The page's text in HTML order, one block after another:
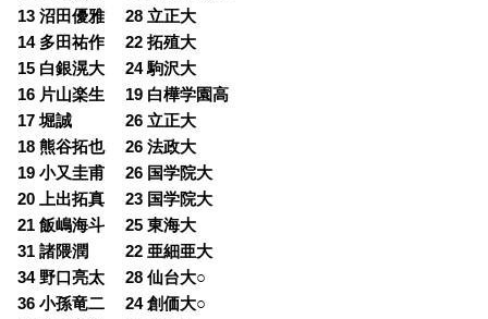
13 沼田優雅 28 立正大
14 多田祐作 22 拓殖大
15 白銀滉大 24 駒沢大
16 片山楽生 19 白樺学園高
17 堀誠 26 立正大
18 熊谷拓也 26 法政大
19 小又圭甫 26 国学院大
20 上出拓真 23 国学院大
21 飯嶋海斗 25 東海大
31 諸隈潤 22 亜細亜大
34 野口亮太 28 仙台大○
36 小孫竜二 24 創価大○